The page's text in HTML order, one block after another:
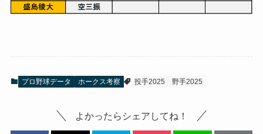
プロ野球データ ホークス考察 投手2025 野手2025
よかったらシェアしてね！